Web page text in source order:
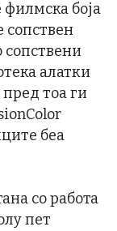
филмска боја
сопствен
сопствени
алатки
тоа ги
беа
со работа
пет